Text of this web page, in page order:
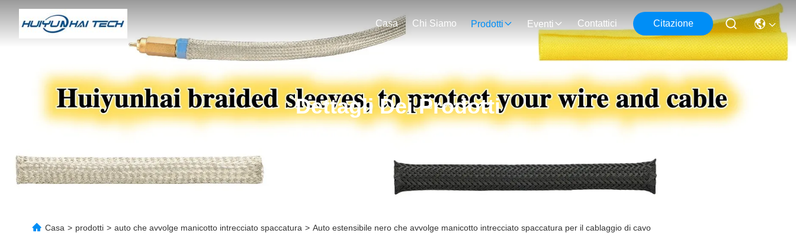
Casa Chi Siamo Prodotti Eventi Contattici Citazione
Dettagli Dei Prodotti
Casa > prodotti > auto che avvolge manicotto intrecciato spaccatura > Auto estensibile nero che avvolge manicotto intrecciato spaccatura per il cablaggio di cavo